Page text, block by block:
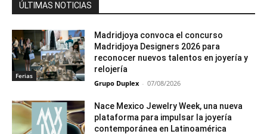
ÚLTIMAS NOTICIAS
Ferias
Madridjoya convoca el concurso
Madridjoya Designers 2026 para
reconocer nuevos talentos en joyería y
relojería
Grupo Duplex - 07/08/2026
Nace Mexico Jewelry Week, una nueva
plataforma para impulsar la joyería
contemporánea en Latinoamérica